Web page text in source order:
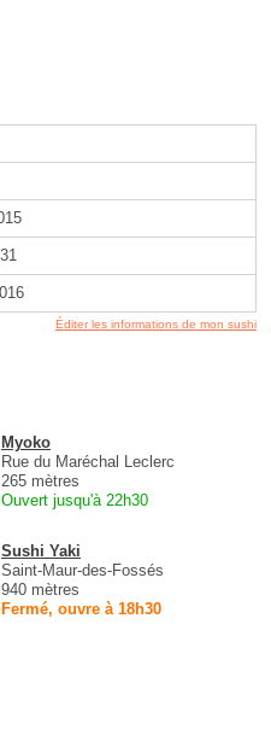
Éditer les informations de mon sushi
Myoko
Rue du Maréchal Leclerc
265 mètres
Ouvert jusqu'à 22h30
Sushi Yaki
Saint-Maur-des-Fossés
940 mètres
Fermé, ouvre à 18h30